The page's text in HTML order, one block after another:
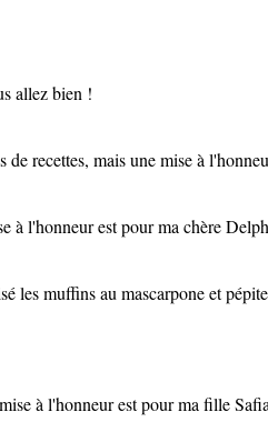
allez bien !
de recettes, mais une mise à
à l'honneur est pour ma chère
les muffins au mascarpone et
à l'honneur est pour ma fille